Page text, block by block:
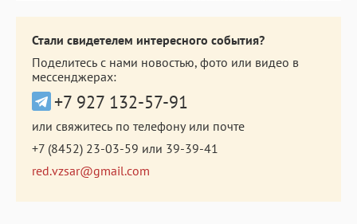
Стали свидетелем интересного события?
Поделитесь с нами новостью, фото или видео в
мессенджерах:
+7 927 132-57-91
или свяжитесь по телефону или почте
+7 (8452) 23-03-59 или 39-39-41
red.vzsar@gmail.com